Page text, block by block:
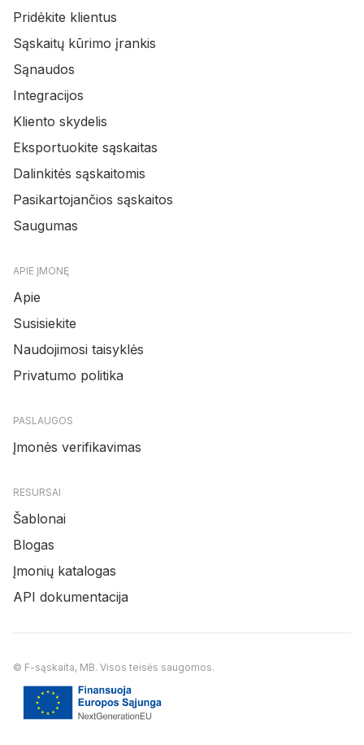
Pridėkite klientus
Sąskaitų kūrimo įrankis
Sąnaudos
Integracijos
Kliento skydelis
Eksportuokite sąskaitas
Dalinkitės sąskaitomis
Pasikartojančios sąskaitos
Saugumas
APIE ĮMONĘ
Apie
Susisiekite
Naudojimosi taisyklės
Privatumo politika
PASLAUGOS
Įmonės verifikavimas
RESURSAI
Šablonai
Blogas
Įmonių katalogas
API dokumentacija
© F-sąskaita, MB. Visos teisės saugomos.